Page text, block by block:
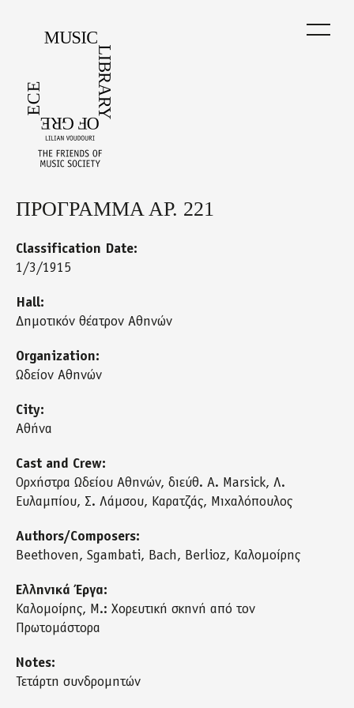
Back
top
ΠΡΟΓΡΑΜΜΑ ΑΡ. 221
Classification Date:
1/3/1915
Hall:
Δημοτικόν θέατρον Αθηνών
Organization:
Ωδείον Αθηνών
City:
Αθήνα
Cast and Crew:
Ορχήστρα Ωδείου Αθηνών, διεύθ. A. Marsick, Λ.
Ευλαμπίου, Σ. Λάμσου, Καρατζάς, Μιχαλόπουλος
Authors/Composers:
Beethoven, Sgambati, Bach, Berlioz, Καλομοίρης
Ελληνικά Έργα:
Καλομοίρης, Μ.: Χορευτική σκηνή από τον
Πρωτομάστορα
Notes:
Τετάρτη συνδρομητών